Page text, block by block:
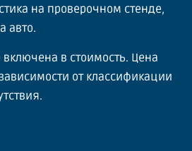
на проверочном стенде,
авто.
в стоимость. Цена
от классификации